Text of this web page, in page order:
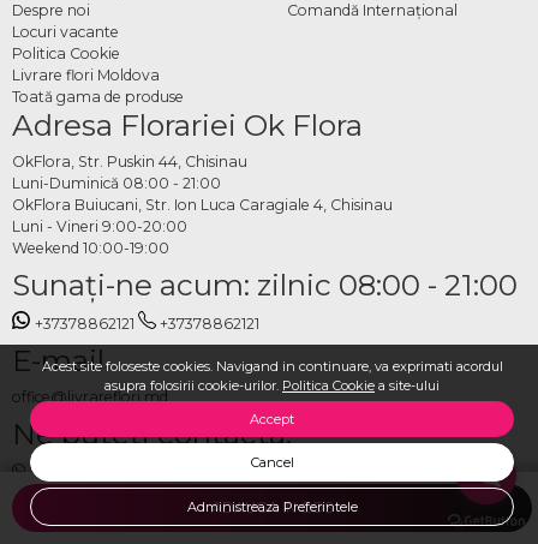
Acest site foloseste cookies. Navigand in continuare, va exprimati acordul
asupra folosirii cookie-urilor. Politica Cookie a site-ului
Accept
Cancel
Administreaza Preferintele
ADAUGA IN COS
Despre noi
Locuri vacante
Politica Cookie
Livrare flori Moldova
Toată gama de produse
Comandă Internațional
Adresa Florariei Ok Flora
OkFlora, Str. Puskin 44, Chisinau
Luni-Duminică 08:00 - 21:00
OkFlora Buiucani, Str. Ion Luca Caragiale 4, Chisinau
Luni - Vineri 9:00-20:00
Weekend 10:00-19:00
Sunaţi-ne acum: zilnic 08:00 - 21:00
+37378862121 +37378862121
E-mail
office@livrareflori.md
Ne puteți contacta:
whatsapp